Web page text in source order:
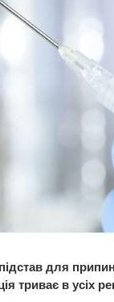
для
триває в усіх